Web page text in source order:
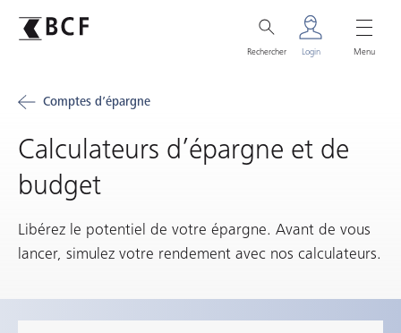
Rechercher Login Menu
Comptes d’épargne
Calculateurs d’épargne et de
budget
Libérez le potentiel de votre épargne. Avant de vous
lancer, simulez votre rendement avec nos calculateurs.